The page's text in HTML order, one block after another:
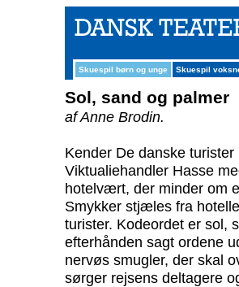
Skuespil børn og unge Skuespil
Sol, sand og palmer
af Anne Brodin.
Kender De danske
Viktualiehandler Hasse
hotelvært, der minder om
Smykker stjæles fra
turister. Kodeordet er sol,
efterhånden sagt ordene
nervøs smugler, der skal
sørger rejsens deltagere